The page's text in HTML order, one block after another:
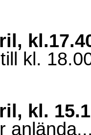
kl.
kl.